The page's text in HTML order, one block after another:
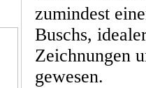
zumindest
Buschs,
Zeichnungen
gewesen.